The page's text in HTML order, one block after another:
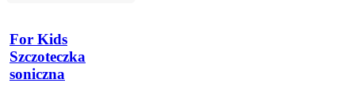
For Kids
Szczoteczka
soniczna